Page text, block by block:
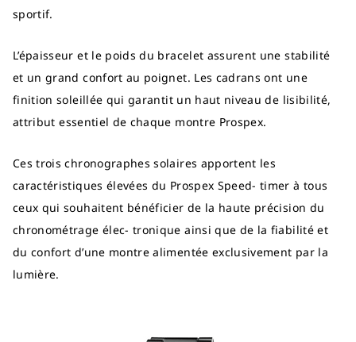
sportif.
L’épaisseur et le poids du bracelet assurent une stabilité
et un grand confort au poignet. Les cadrans ont une
finition soleillée qui garantit un haut niveau de lisibilité,
attribut essentiel de chaque montre Prospex.
Ces trois chronographes solaires apportent les
caractéristiques élevées du Prospex Speed- timer à tous
ceux qui souhaitent bénéficier de la haute précision du
chronométrage élec- tronique ainsi que de la fiabilité et
du confort d’une montre alimentée exclusivement par la
lumière.